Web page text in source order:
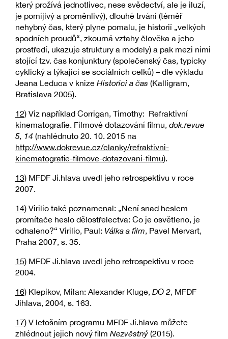
který prožívá jednotlivec, nese svědectví, ale je iluzí,
je pomíjivý a proměnlivý), dlouhé trvání (téměř
nehybný čas, který plyne pomalu, je historií „velkých
spodních proudů“, zkoumá vztahy člověka a jeho
prostředí, ukazuje struktury a modely) a pak mezi nimi
stojící tzv. čas konjunktury (společenský čas, typicky
cyklický a týkající se sociálních celků) – dle výkladu
Jeana Leduca v knize Historici a čas (Kalligram,
Bratislava 2005).
12) Viz například Corrigan, Timothy: Refraktivní
kinematografie. Filmové dotazování filmu, dok.revue
5, 14 (nahlédnuto 20. 10. 2015 na
http://www.dokrevue.cz/clanky/refraktivni-
kinematografie-filmove-dotazovani-filmu).
13) MFDF Ji.hlava uvedl jeho retrospektivu v roce
2007.
14) Virilio také poznamenal: „Není snad heslem
promítače heslo dělostřelectva: Co je osvětleno, je
odhaleno?“ Virilio, Paul: Válka a film, Pavel Mervart,
Praha 2007, s. 35.
15) MFDF Ji.hlava uvedl jeho retrospektivu v roce
2004.
16) Klepikov, Milan: Alexander Kluge, DO 2, MFDF
Jihlava, 2004, s. 163.
17) V letošním programu MFDF Ji.hlava můžete
zhlédnout jejich nový film Nezvěstný (2015).